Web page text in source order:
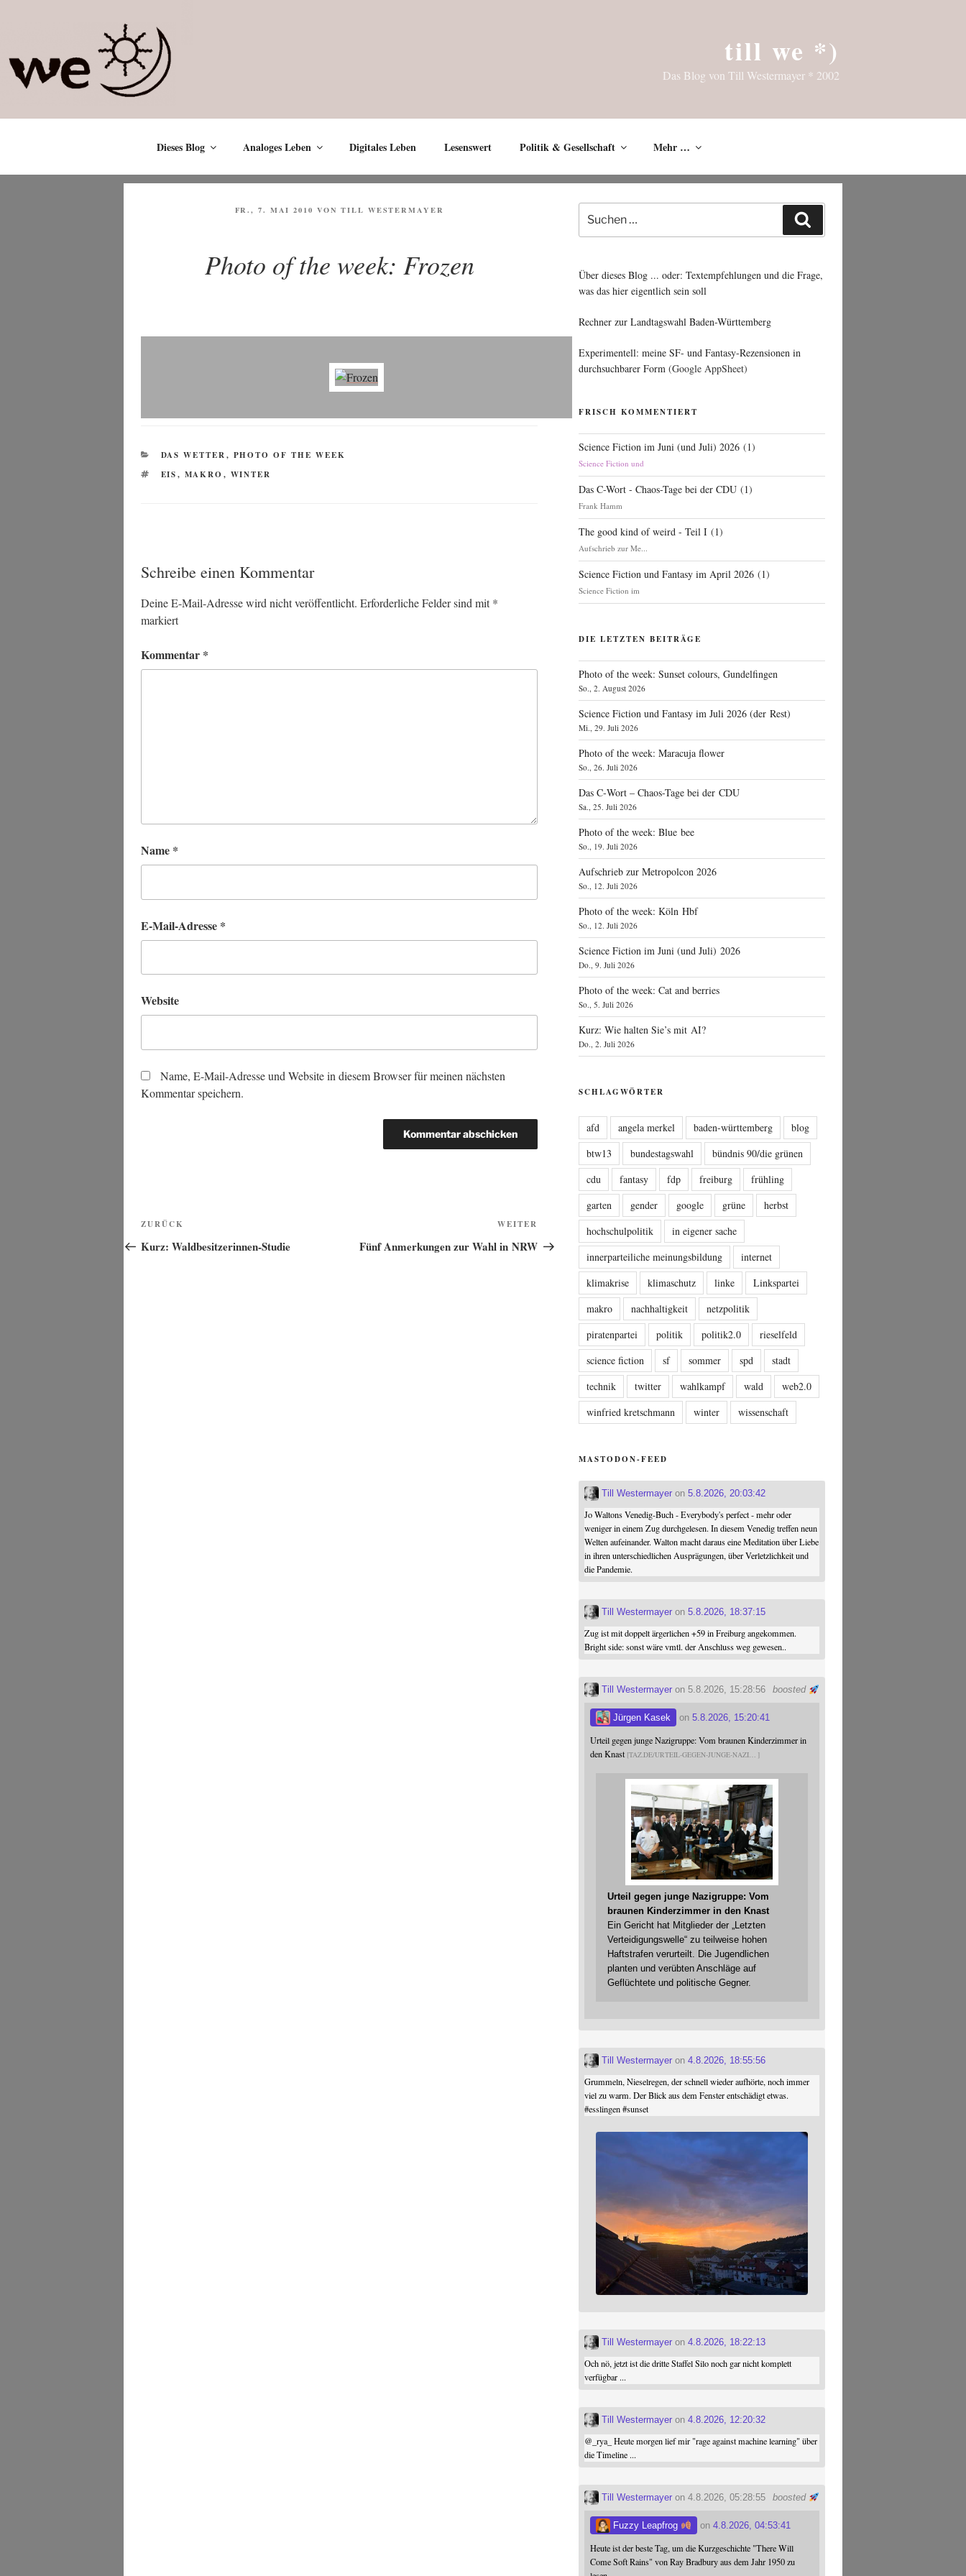
till we *)
Das Blog von Till Westermayer * 2002
Dieses Blog Analoges Leben Digitales Leben Lesenswert Politik & Gesellschaft Mehr …
VERÖFFENTLICHT
FR., 7. MAI 2010 VONTILL WESTERMAYER
Photo of the week: Frozen
KATEGORIEN
DAS WETTER, PHOTO OF THE WEEK
SCHLAGWÖRTER
EIS, MAKRO , WINTER
Schreibe einen Kommentar
Deine E-Mail-Adresse wird nicht veröffentlicht. Erforderliche Felder sind mit*
markiert
Kommentar *
Name *
E-Mail-Adresse *
Website
Name, E-Mail-Adresse und Website in diesem Browser für meinen nächsten
Kommentar speichern.
Beitragsnavigation
Vorheriger
Beitrag
ZURÜCK
Kurz: Waldbesitzerinnen-Studie
Nächster
Beitrag
WEITER
Fünf Anmerkungen zur Wahl in NRW
nach:
Über dieses Blog ... oder: Textempfehlungen und die Frage,
was das hier eigentlich sein soll
Rechner zur Landtagswahl Baden-Württemberg
Experimentell: meine SF- und Fantasy-Rezensionen in
durchsuchbarer Form (Google AppSheet)
FRISCH KOMMENTIERT
Science Fiction im Juni (und Juli) 2026 (1)
Science Fiction und
Das C-Wort - Chaos-Tage bei der CDU (1)
Frank Hamm
The good kind of weird - Teil I (1)
Aufschrieb zur Me...
Science Fiction und Fantasy im April 2026 (1)
Science Fiction im
DIE LETZTEN BEITRÄGE
Photo of the week: Sunset colours, Gundelfingen
So., 2. August 2026
Science Fiction und Fantasy im Juli 2026 (der Rest)
Mi., 29. Juli 2026
Photo of the week: Maracuja flower
So., 26. Juli 2026
Das C‑Wort – Chaos-Tage bei der CDU
Sa., 25. Juli 2026
Photo of the week: Blue bee
So., 19. Juli 2026
Aufschrieb zur Metropolcon 2026
So., 12. Juli 2026
Photo of the week: Köln Hbf
So., 12. Juli 2026
Science Fiction im Juni (und Juli) 2026
Do., 9. Juli 2026
Photo of the week: Cat and berries
So., 5. Juli 2026
Kurz: Wie halten Sie’s mit AI?
Do., 2. Juli 2026
SCHLAGWÖRTER
afd angela merkel baden-württemberg
blog
btw13
bundestagswahl
bündnis 90/die grünen
cdu
fantasy fdp freiburg
frühling
garten
gender google grüne
herbst
hochschulpolitik
in eigener sache
innerparteiliche meinungsbildung
internet
klimakrise
klimaschutz linke
Linkspartei
makro
nachhaltigkeit
netzpolitik
piratenpartei
politik politik2.0
rieselfeld
science fiction
sf sommer spd
stadt
technik
twitter wahlkampf wald
web2.0
winfried kretschmann
winter wissenschaft
MASTODON-FEED
Till Westermayer on5.8.2026, 20:03:42
Jo Waltons Venedig-Buch - Everybody's perfect - mehr oder
weniger in einem Zug durchgelesen. In diesem Venedig treffen neun
Welten aufeinander. Walton macht daraus eine Meditation über Liebe
in ihren unterschiedlichen Ausprägungen, über Verletzlichkeit und
die Pandemie.
Till Westermayer on5.8.2026, 18:37:15
Zug ist mit doppelt ärgerlichen +59 in Freiburg angekommen.
Bright side: sonst wäre vmtl. der Anschluss weg gewesen..
boosted
Till Westermayer on 5.8.2026, 15:28:56
Jürgen Kasek on5.8.2026, 15:20:41
Urteil gegen junge Nazigruppe: Vom braunen Kinderzimmer in
den Knast TAZ.DE/URTEIL-GEGEN-JUNGE-NAZI
Urteil gegen junge Nazigruppe: Vom
braunen Kinderzimmer in den Knast
Ein Gericht hat Mitglieder der „Letzten
Verteidigungswelle“ zu teilweise hohen
Haftstrafen verurteilt. Die Jugendlichen
planten und verübten Anschläge auf
Geflüchtete und politische Gegner.
Till Westermayer on4.8.2026, 18:55:56
Grummeln, Nieselregen, der schnell wieder aufhörte, noch immer
viel zu warm. Der Blick aus dem Fenster entschädigt etwas.
#esslingen #sunset
Till Westermayer on4.8.2026, 18:22:13
Och nö, jetzt ist die dritte Staffel Silo noch gar nicht komplett
verfügbar ...
Till Westermayer on4.8.2026, 12:20:32
@ _rya_ Heute morgen lief mir "rage against machine learning" über
die Timeline ...
boosted
Till Westermayer on 4.8.2026, 05:28:55
Fuzzy Leapfrog on 4.8.2026, 04:53:41
Heute ist der beste Tag, um die Kurzgeschichte "There Will
Come Soft Rains" von Ray Bradbury aus dem Jahr 1950 zu